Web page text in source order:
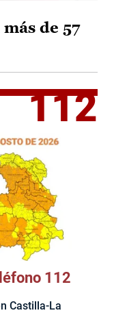
de 57
112
112
Castilla-La